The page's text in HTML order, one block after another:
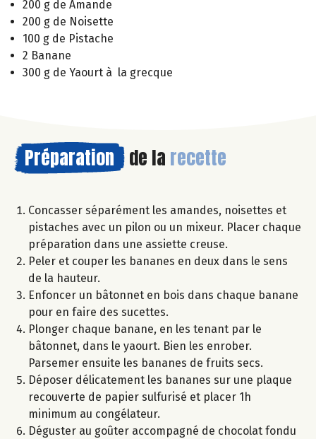
200 g de Amande
200 g de Noisette
100 g de Pistache
2 Banane
300 g de Yaourt à la grecque
Préparation de la recette
Concasser séparément les amandes, noisettes et
pistaches avec un pilon ou un mixeur. Placer chaque
préparation dans une assiette creuse.
Peler et couper les bananes en deux dans le sens
de la hauteur.
Enfoncer un bâtonnet en bois dans chaque banane
pour en faire des sucettes.
Plonger chaque banane, en les tenant par le
bâtonnet, dans le yaourt. Bien les enrober.
Parsemer ensuite les bananes de fruits secs.
Déposer délicatement les bananes sur une plaque
recouverte de papier sulfurisé et placer 1h
minimum au congélateur.
Déguster au goûter accompagné de chocolat fondu